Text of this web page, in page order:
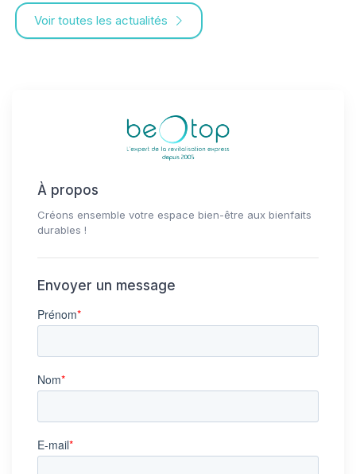
Voir toutes les actualités
À propos
Créons ensemble votre espace bien-être aux bienfaits
durables !
Envoyer un message